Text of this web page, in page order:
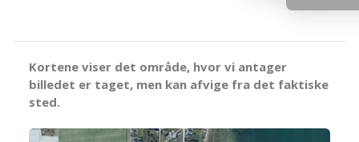
Kortene viser det område, hvor vi antager
billedet er taget, men kan afvige fra det faktiske
sted.